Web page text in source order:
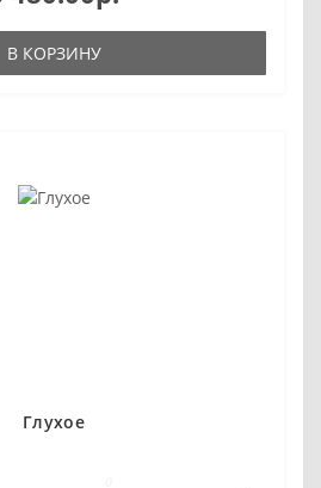
В КОРЗИНУ
Глухое